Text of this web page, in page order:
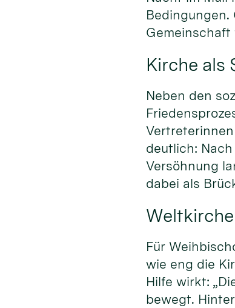
Bedingungen.
Kirche als
Neben den
deutlich:
Versöhnung
dabei als
Für
wie eng die
Hilfe wirkt:
bewegt.